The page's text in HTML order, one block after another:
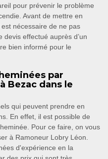
pour prévenir le problème
Avant de mettre en
nécessaire de ne pas
devis effectué auprès d’un
bien informé pour le
par
Bezac dans le
qui peuvent prendre en
En effet, il est possible de
Pour ce faire, on vous
à Ramoneur Lobry Léon.
d'expérience en la